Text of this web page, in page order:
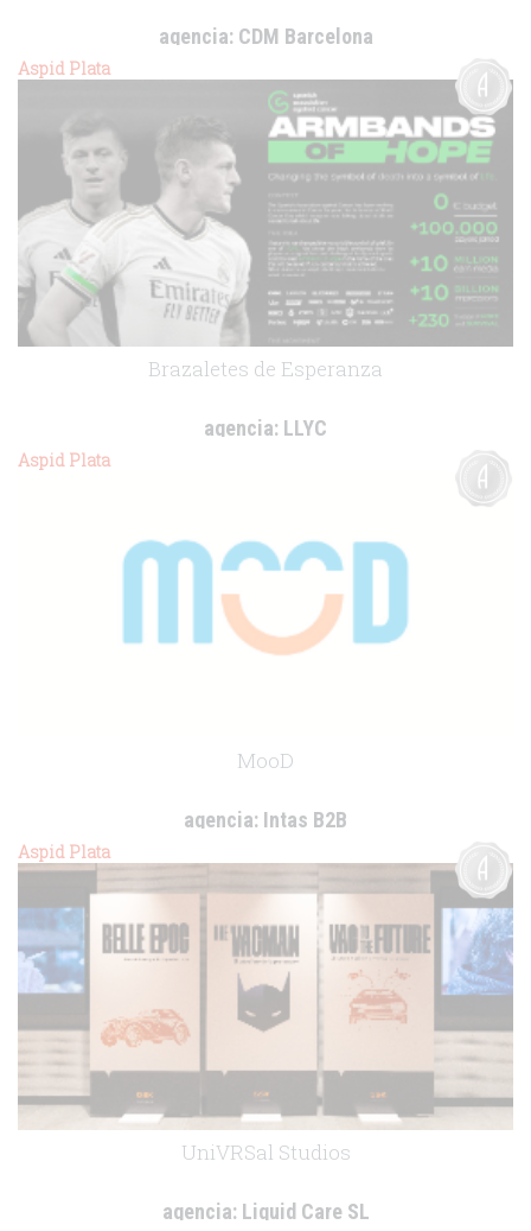
agencia:CDM Barcelona
Aspid Plata
Brazaletes de Esperanza
agencia: LLYC
Aspid Plata
MooD
agencia: Intas B2B
.
Aspid Plata
UniVRSal Studios
agencia:Liquid Care SL